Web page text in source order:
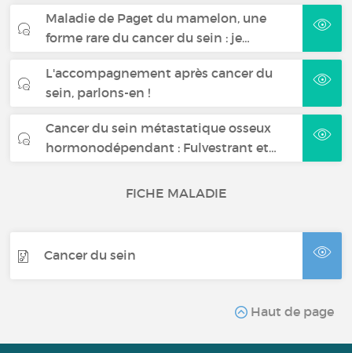
Maladie de Paget du mamelon, une
forme rare du cancer du sein : je…
L'accompagnement après cancer du
sein, parlons-en !
Cancer du sein métastatique osseux
hormonodépendant : Fulvestrant et…
FICHE MALADIE
Cancer du sein
Haut de page